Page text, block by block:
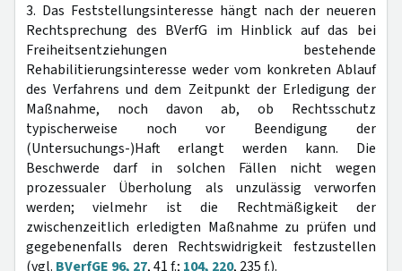
3. Das Feststellungsinteresse hängt nach der neueren
Rechtsprechung des BVerfG im Hinblick auf das bei
Freiheitsentziehungen bestehende
Rehabilitierungsinteresse weder vom konkreten Ablauf
des Verfahrens und dem Zeitpunkt der Erledigung der
Maßnahme, noch davon ab, ob Rechtsschutz
typischerweise noch vor Beendigung der
(Untersuchungs-)Haft erlangt werden kann. Die
Beschwerde darf in solchen Fällen nicht wegen
prozessualer Überholung als unzulässig verworfen
werden; vielmehr ist die Rechtmäßigkeit der
zwischenzeitlich erledigten Maßnahme zu prüfen und
gegebenenfalls deren Rechtswidrigkeit festzustellen
(vgl. BVerfGE 96, 27, 41 f.; 104, 220, 235 f.).